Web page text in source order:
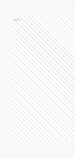
Ads